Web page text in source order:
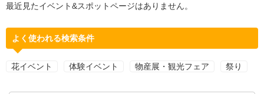
最近見たイベント&スポットページはありません。
よく使われる検索条件
花イベント 体験イベント 物産展・観光フェア 祭り